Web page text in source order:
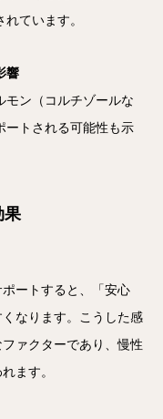
ています。
響
モン（コルチゾールな
ートされる可能性も示
果
ートすると、「安心
なります。こうした感
ァクターであり、慢性
ます。